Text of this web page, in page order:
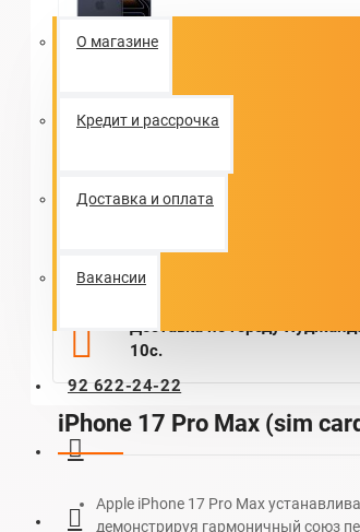
О магазине
Кредит и рассрочка
Доставка и оплата
Вакансии
92 622-24-22
Доставка по городу
10с.
iPhone 17 Pro Max (sim
Apple iPhone 17 Pro Max
демонстрируя гармоничный союз